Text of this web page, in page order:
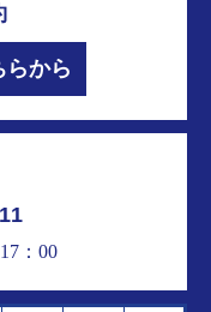
らから
：00